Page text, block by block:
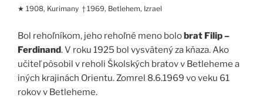
★ 1908, Kurimany † 1969, Betlehem, Izrael
Bol rehoľníkom, jeho rehoľné meno bolobrat Filip –
Ferdinand. V roku 1925 bol vysvätený za kňaza. Ako
učiteľ pôsobil v reholi Školských bratov v Betleheme a
iných krajinách Orientu. Zomrel 8.6.1969 vo veku 61
rokov v Betleheme.